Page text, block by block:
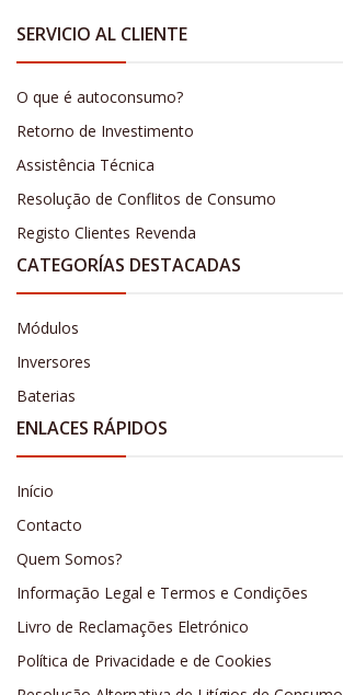
SERVICIO AL CLIENTE
O que é autoconsumo?
Retorno de Investimento
Assistência Técnica
Resolução de Conflitos de Consumo
Registo Clientes Revenda
CATEGORÍAS DESTACADAS
Módulos
Inversores
Baterias
ENLACES RÁPIDOS
Início
Contacto
Quem Somos?
Informação Legal e Termos e Condições
Livro de Reclamações Eletrónico
Política de Privacidade e de Cookies